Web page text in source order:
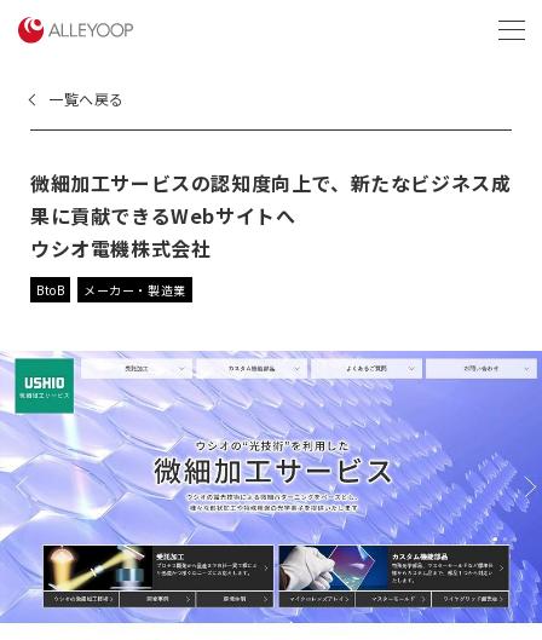
一覧へ戻る
微細加工サービスの認知度向上で、新たなビジネス成
果に貢献できるWebサイトへ
ウシオ電機株式会社
BtoB メーカー・製造業